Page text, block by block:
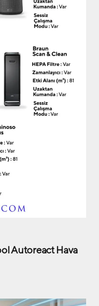
Autoreact Hava